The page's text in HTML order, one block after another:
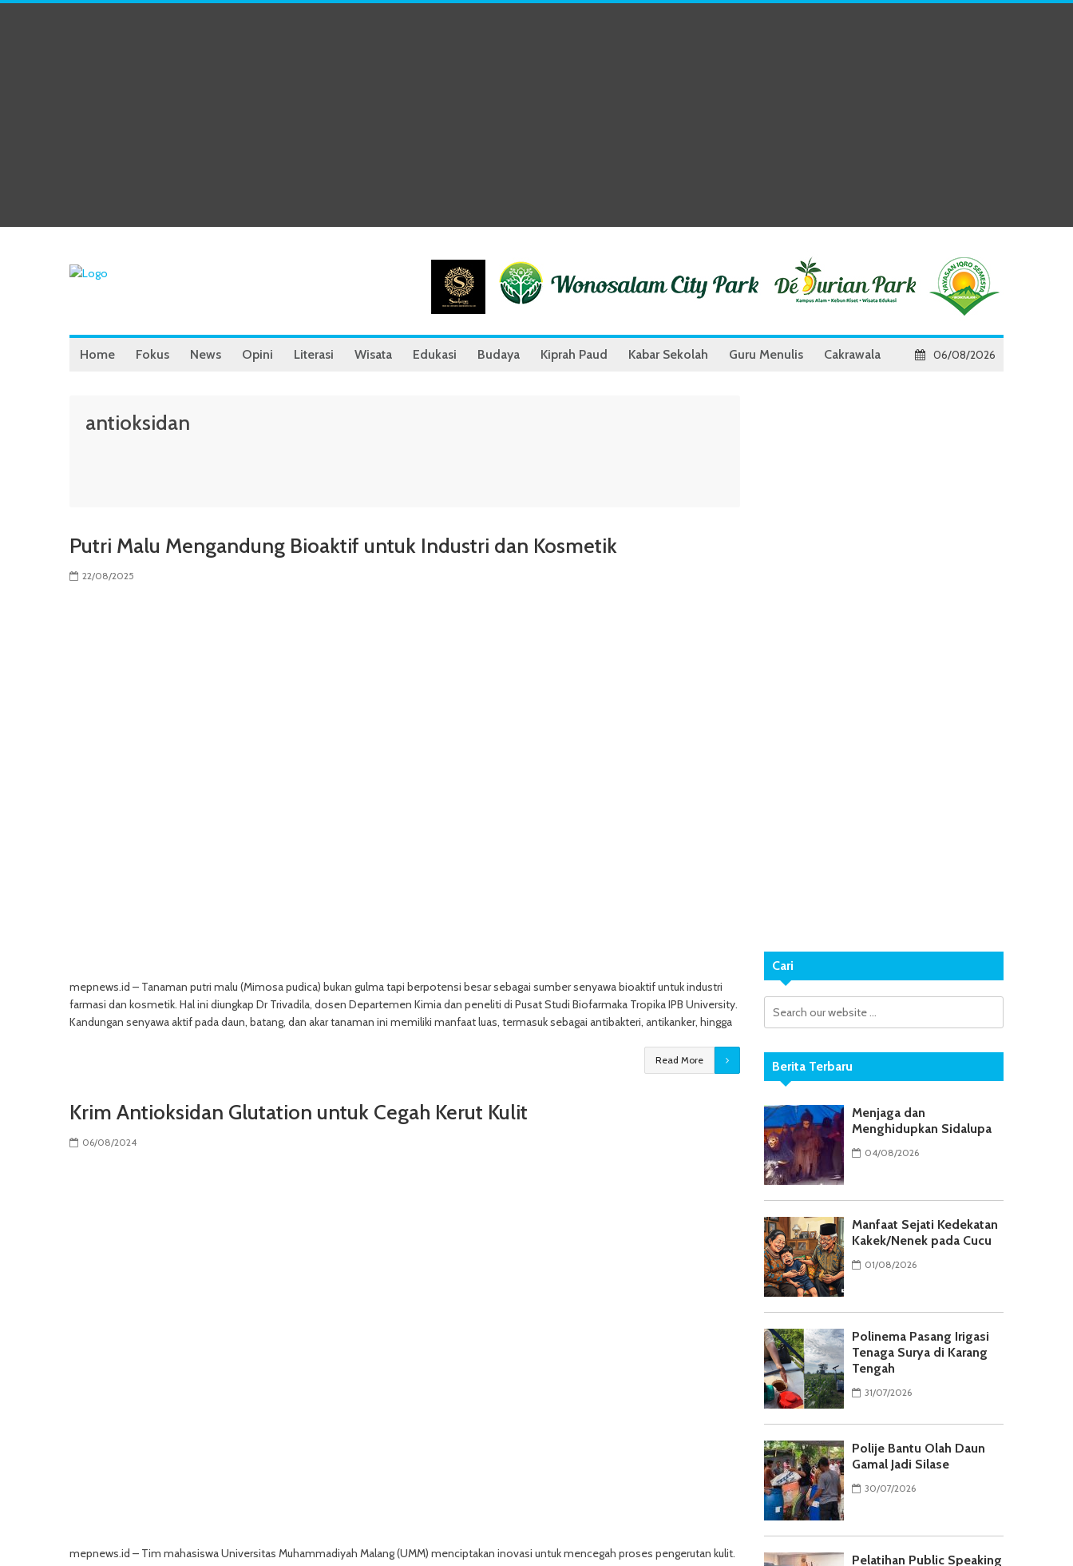
Home Fokus News Opini Literasi Wisata Edukasi Budaya Kiprah Paud Kabar Sekolah Guru Menulis Cakrawala 06/08/2026
antioksidan
Putri Malu Mengandung Bioaktif untuk Industri dan Kosmetik
22/08/2025
mepnews.id – Tanaman putri malu (Mimosa pudica) bukan gulma tapi berpotensi besar sebagai sumber senyawa bioaktif untuk industri
farmasi dan kosmetik. Hal ini diungkap Dr Trivadila, dosen Departemen Kimia dan peneliti di Pusat Studi Biofarmaka Tropika IPB University.
Kandungan senyawa aktif pada daun, batang, dan akar tanaman ini memiliki manfaat luas, termasuk sebagai antibakteri, antikanker, hingga
Read More
Krim Antioksidan Glutation untuk Cegah Kerut Kulit
06/08/2024
mepnews.id – Tim mahasiswa Universitas Muhammadiyah Malang (UMM) menciptakan inovasi untuk mencegah proses pengerutan kulit.
Cari
Berita Terbaru
Menjaga dan
Menghidupkan Sidalupa
04/08/2026
Manfaat Sejati Kedekatan
Kakek/Nenek pada Cucu
01/08/2026
Polinema Pasang Irigasi
Tenaga Surya di Karang
Tengah
31/07/2026
Polije Bantu Olah Daun
Gamal Jadi Silase
30/07/2026
Pelatihan Public Speaking